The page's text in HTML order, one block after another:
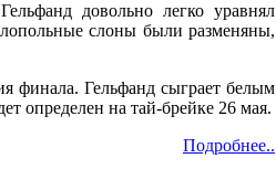
довольно легко уравнял
слоны были разменяны,
финала. Гельфанд сыграет белым
определен на тай-брейке 26 мая.
Подробнее..